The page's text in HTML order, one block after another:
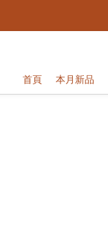
首頁 本月新品